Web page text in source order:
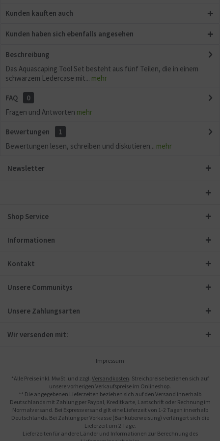
Kunden kauften auch
Kunden haben sich ebenfalls angesehen
Beschreibung
Das Aquascaping Tool Set besteht aus fünf Teilen, die in einem
schwarzem Ledercase mit... mehr
FAQ
0
Fragen und Antworten mehr
Bewertungen
1
Bewertungen lesen, schreiben und diskutieren... mehr
Newsletter
Shop Service
Informationen
Kontakt
Unsere Communitys
Unsere Zahlungsarten
Wir versenden mit:
Impressum
*Alle Preise inkl. MwSt. und zzgl. Versandkosten. Streichpreise beziehen sich auf
unsere vorherigen Verkaufspreise im Onlineshop.
** Die angegebenen Lieferzeiten beziehen sich auf den Versand innerhalb
Deutschlands mit Zahlung per Paypal, Kreditkarte, Lastschrift oder Rechnung im
Normalversand. Bei Expressversand gilt eine Lieferzeit von 1-2 Tagen innerhalb
Deutschlands. Bei Zahlung per Vorkasse (Banküberweisung) verlängert sich die
Lieferzeit um 2 Tage.
Lieferzeiten für andere Länder und Informationen zur Berechnung des